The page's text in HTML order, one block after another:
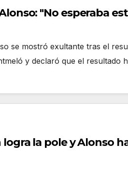
"No esperaba
se mostró exultante tras el
y declaró que el resultado
la pole y Alonso